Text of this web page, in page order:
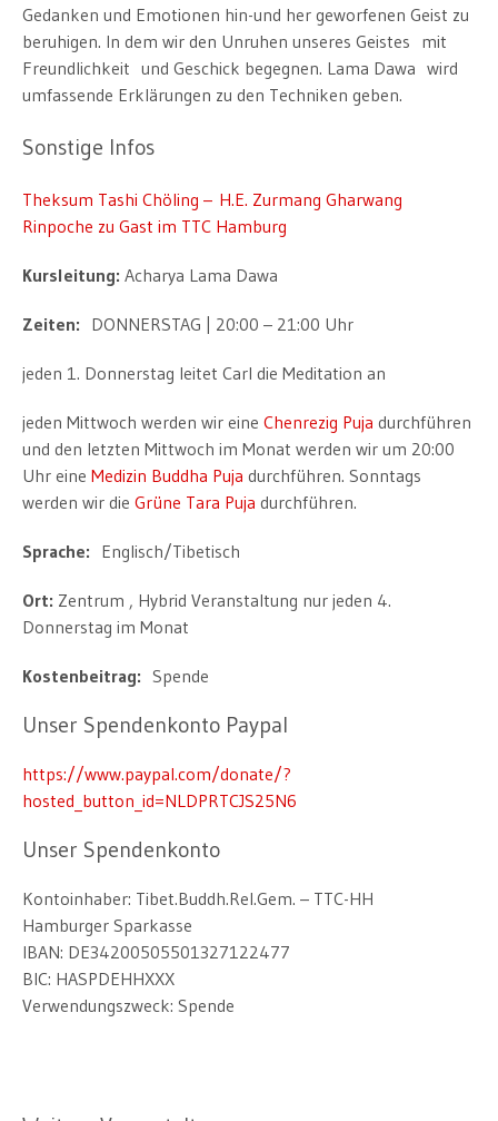
Gedanken und Emotionen hin-und her geworfenen Geist zu
beruhigen. In dem wir den Unruhen unseres Geistes mit
Freundlichkeit und Geschick begegnen. Lama Dawa wird
umfassende Erklärungen zu den Techniken geben.
Sonstige Infos
Theksum Tashi Chöling – H.E. Zurmang Gharwang
Rinpoche zu Gast im TTC Hamburg
Kursleitung: Acharya Lama Dawa
Zeiten: DONNERSTAG | 20:00 – 21:00 Uhr
jeden 1. Donnerstag leitet Carl die Meditation an
jeden Mittwoch werden wir eine Chenrezig Puja durchführen
und den letzten Mittwoch im Monat werden wir um 20:00
Uhr eine Medizin Buddha Puja durchführen. Sonntags
werden wir die Grüne Tara Puja durchführen.
Sprache: Englisch/Tibetisch
Ort: Zentrum , Hybrid Veranstaltung nur jeden 4.
Donnerstag im Monat
Kostenbeitrag: Spende
Unser Spendenkonto Paypal
https://www.paypal.com/donate/?
hosted_button_id=NLDPRTCJS25N6
Unser Spendenkonto
Kontoinhaber: Tibet.Buddh.Rel.Gem. – TTC-HH
Hamburger Sparkasse
IBAN: DE34200505501327122477
BIC: HASPDEHHXXX
Verwendungszweck: Spende